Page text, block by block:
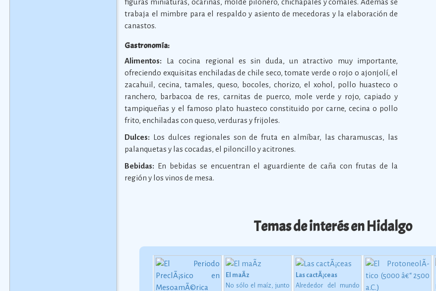
figuras miniaturas, ocarinas, molde pilonero, chichapales y comales. Además se
trabaja el mimbre para el respaldo y asiento de mecedoras y la elaboración de
canastos.
Gastronomía:
Alimentos: La cocina regional es sin duda, un atractivo muy importante,
ofreciendo exquisitas enchiladas de chile seco, tomate verde o rojo o ajonjolí, el
zacahuil, cecina, tamales, queso, bocoles, chorizo, el xohol, pollo huasteco o
ranchero, barbacoa de res, carnitas de puerco, mole verde y rojo, capiado y
tampiqueñas y el famoso plato huasteco constituido por carne, cecina o pollo
frito, enchiladas con queso, verduras y frijoles.
Dulces: Los dulces regionales son de fruta en almíbar, las charamuscas, las
palanquetas y las cocadas, el piloncillo y acitrones.
Bebidas: En bebidas se encuentran el aguardiente de caña con frutas de la
región y los vinos de mesa.
Temas de interés en Hidalgo
El maÃ­z
No sólo el maíz, junto
Las cactÃ¡ceas
Alrededor del mundo